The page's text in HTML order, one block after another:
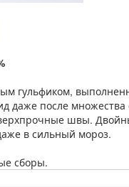
гульфиком,
даже после
швы.
в сильный мороз.
сборы.